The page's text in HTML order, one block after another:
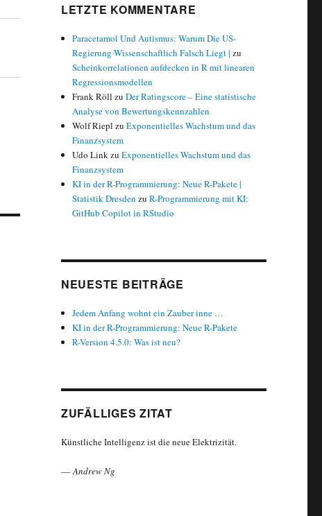
LETZTE KOMMENTARE
Paracetamol Und Autismus: Warum Die US-
Regierung Wissenschaftlich Falsch Liegt | zu
Scheinkorrelationen aufdecken in R mit linearen
Regressionsmodellen
Frank Röll zuDer Ratingscore – Eine statistische
Analyse von Bewertungskennzahlen
Wolf Riepl zuExponentielles Wachstum und das
Finanzsystem
Udo LinkzuExponentielles Wachstum und das
Finanzsystem
KI in der R-Programmierung: Neue R-Pakete |
Statistik Dresden zuR-Programmierung mit KI:
GitHub Copilot in RStudio
NEUESTE BEITRÄGE
Jedem Anfang wohnt ein Zauber inne …
KI in der R-Programmierung: Neue R-Pakete
R-Version 4.5.0: Was ist neu?
ZUFÄLLIGES ZITAT
Künstliche Intelligenz ist die neue Elektrizität.
—Andrew Ng